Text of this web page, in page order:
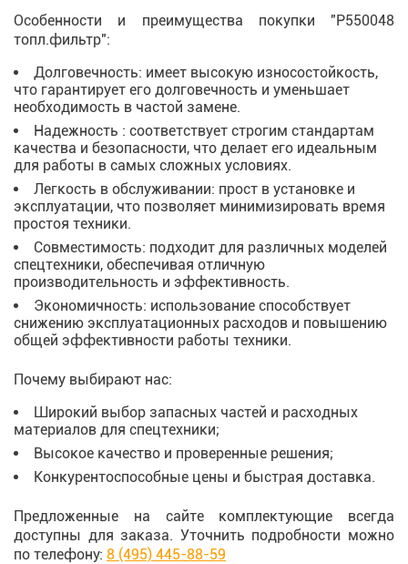
Особенности и преимущества покупки "P550048
топл.фильтр":
Долговечность: имеет высокую износостойкость,
что гарантирует его долговечность и уменьшает
необходимость в частой замене.
Надежность : соответствует строгим стандартам
качества и безопасности, что делает его идеальным
для работы в самых сложных условиях.
Легкость в обслуживании: прост в установке и
эксплуатации, что позволяет минимизировать время
простоя техники.
Совместимость: подходит для различных моделей
спецтехники, обеспечивая отличную
производительность и эффективность.
Экономичность: использование способствует
снижению эксплуатационных расходов и повышению
общей эффективности работы техники.
Почему выбирают нас:
Широкий выбор запасных частей и расходных
материалов для спецтехники;
Высокое качество и проверенные решения;
Конкурентоспособные цены и быстрая доставка.
Предложенные на сайте комплектующие всегда
доступны для заказа. Уточнить подробности можно
по телефону: 8 (495) 445-88-59